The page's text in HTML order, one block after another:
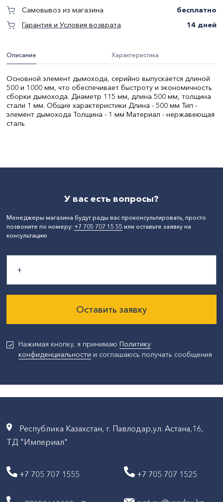
Описание Характеристика
Основной элемент дымохода, серийно выпускается длиной
500 и 1000 мм, что обеспечивает быстроту и экономичность
сборки дымохода. Диаметр 115 мм, длина 500 мм, толщина
стали 1 мм. Общие характеристики Длина - 500 мм Тип -
элемент дымохода Толщина - 1 мм Материал - нержавеющая
сталь
Самовывоз из магазина
бесплатно
Гарантия и Условия возврата
14 дней
У вас есть вопросы?
Менеджеры магазина будут рады вас проконсультировать, просто
позвоните по номеру: +7 705 707 15 55 или оставьте заявку на
консультацию
Оставить заявку
Нажимая кнопку, я принимаю Политику
конфиденциальности и соглашаюсь получать сообщения
Республика Казахстан, г. Павлодар,ул. Астана,16,
ТД "Империал"
+7 705 707 1555 +7 705 707 1525